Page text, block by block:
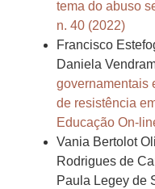
tema do abuso
n. 40 (2022)
Francisco
Daniela
governamentais
de resistência
Educação On-
Vania Bertolot
Rodrigues de
Paula Legey de